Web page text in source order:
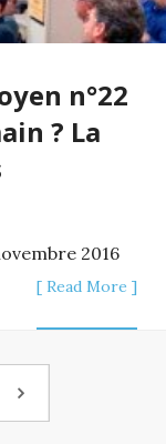
n°22
? La
2016
[ Read More ]